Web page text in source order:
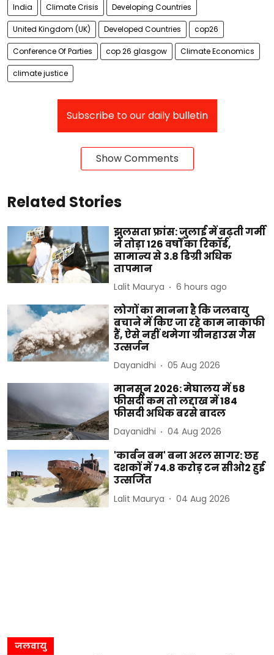
India Climate Crisis Developing Countries
United Kingdom (UK) Developed Countries cop26
Conference Of Parties cop 26 glasgow Climate Economics
climate justice
Subscribe to our daily bulletin
Show Comments
Related Stories
झुलसता फ्रांस: जुलाई में बढ़ती गर्मी
ने तोड़ा 126 वर्षों का रिकॉर्ड,
सामान्य से 3.8 डिग्री अधिक
तापमान
Lalit Maurya 6 hours ago
लोगों का मानना है कि जलवायु
बचाने में किए जा रहे काम नाकाफी
हैं, ऐसे नहीं थमेगा ग्रीनहाउस गैस
उत्सर्जन
Dayanidhi 05 Aug 2026
मानसून 2026: मेघालय में 58
फीसदी कम तो लद्दाख में 184
फीसदी अधिक बरसे बादल
Dayanidhi 04 Aug 2026
'कार्बन बम' बना अरल सागर: छह
दशकों में 74.8 करोड़ टन सीओ2 हुई
उत्सर्जित
Lalit Maurya 04 Aug 2026
जलवायु